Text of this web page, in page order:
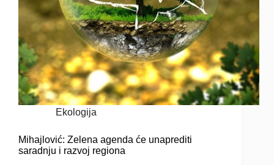
Ekologija
Mihajlović: Zelena agenda će unaprediti
saradnju i razvoj regiona